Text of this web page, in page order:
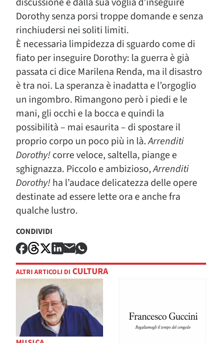
Dorothy senza porsi troppe domande e senza
rinchiudersi nei soliti limiti.
È necessaria limpidezza di sguardo come di
fiato per inseguire Dorothy: la guerra è già
passata ci dice Marilena Renda, ma il disastro
è tra noi. La speranza è inadatta e l’orgoglio
un ingombro. Rimangono però i piedi e le
mani, gli occhi e la bocca e quindi la
possibilità – mai esaurita – di spostare il
proprio corpo un poco più in là.Arrenditi
Dorothy! corre veloce, saltella, piange e
sghignazza. Piccolo e ambizioso,Arrenditi
Dorothy! ha l’audace delicatezza delle opere
destinate ad essere lette ora e anche fra
qualche lustro.
CONDIVIDI
ALTRI ARTICOLI DI CULTURA